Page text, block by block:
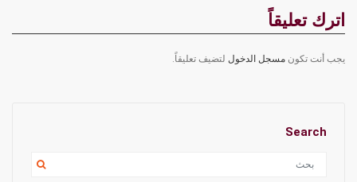
اترك تعليقاً
يجب أنت تكون مسجل الدخول لتضيف تعليقاً.
Search